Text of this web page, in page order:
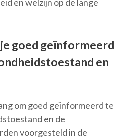
goed geïnformeerd
en
om goed geïnformeerd te
en de
voorgesteld in de